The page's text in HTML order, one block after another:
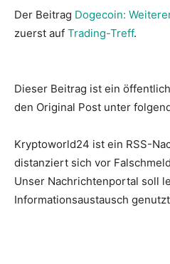
Der Beitrag Dogecoin:
zuerst auf Trading-Treff.
Dieser Beitrag ist ein
den Original Post unter
Kryptoworld24 ist ein RSS-
distanziert sich vor
Unser Nachrichtenportal soll
Informationsaustausch